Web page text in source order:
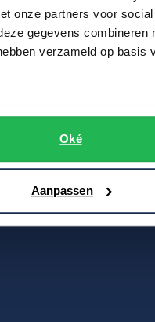
onze partners voor
gegevens combineren
verzameld op basis
Oké
Aanpassen